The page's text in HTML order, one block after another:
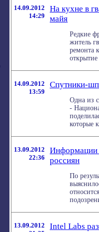
14.09.2012
14:29
На кухне в
майя
Редкие
житель
ремонта
14.09.2012
13:59
Спутники-
Одна из
-
которые
13.09.2012
22:36
Информации
россиян
По
13.09.2012
Intel Labs